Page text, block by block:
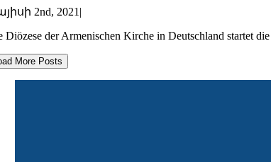
2nd, 2021 |
Diözese der Armenischen Kirche in Deutschland startet
More Posts